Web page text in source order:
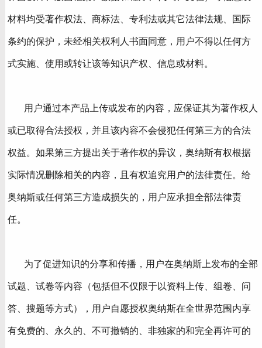
材料均受著作权法、商标法、专利法或其它法律法规、国际
条约的保护，未经相关权利人书面同意，用户不得以任何方
式实施、使用或转让该等知识产权、信息或材料。
用户通过本产品上传或发布的内容，应保证其为著作权人
或已取得合法授权，并且该内容不会侵犯任何第三方的合法
权益。如果第三方提出关于著作权的异议，奥纳斯有权根据
实际情况删除相关的内容，且有权追究用户的法律责任。给
奥纳斯或任何第三方造成损失的，用户应承担全部法律责
任。
为了促进知识的分享和传播，用户在奥纳斯上发布的全部
试题、试卷等内容（包括但不仅限于以资料上传、组卷、问
答、搜题等方式），用户自愿授权奥纳斯在全世界范围内享
有免费的、永久的、不可撤销的、非独家的和完全再许可的